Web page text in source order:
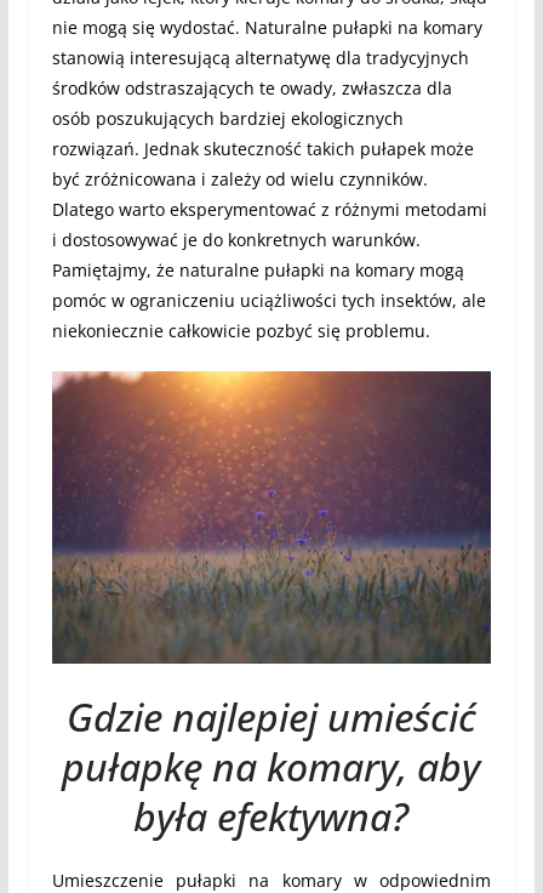
nie mogą się wydostać. Naturalne pułapki na komary
stanowią interesującą alternatywę dla tradycyjnych
środków odstraszających te owady, zwłaszcza dla
osób poszukujących bardziej ekologicznych
rozwiązań. Jednak skuteczność takich pułapek może
być zróżnicowana i zależy od wielu czynników.
Dlatego warto eksperymentować z różnymi metodami
i dostosowywać je do konkretnych warunków.
Pamiętajmy, że naturalne pułapki na komary mogą
pomóc w ograniczeniu uciążliwości tych insektów, ale
niekoniecznie całkowicie pozbyć się problemu.
Gdzie najlepiej umieścić
pułapkę na komary, aby
była efektywna?
Umieszczenie pułapki na komary w odpowiednim